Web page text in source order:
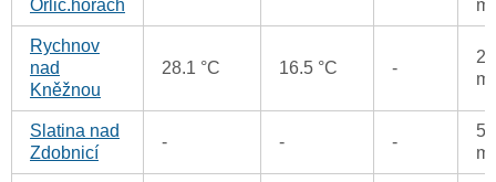
Orlic.horách
Rychnov
nad
Kněžnou
28.1 °C 16.5 °C -
Slatina nad
Zdobnicí
- - -